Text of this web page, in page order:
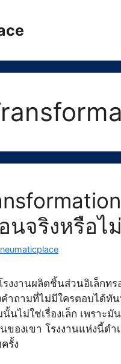
นจริงหรือไม่
รงงานผลิตชิ้นส่วนอิเล็กท
คำถามที่ไม่มีใครตอบได้ทั
นไม่ใช่เรื่องเล็ก เพราะ
ของเขา โรงงานแห่งนี้ด
รั้ง